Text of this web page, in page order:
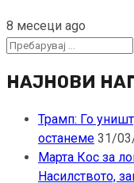
8 месеци ago
Пребарувај
НАЈНОВИ
Трамп: Го
останеме 31/
Марта Кос за
Насилството,